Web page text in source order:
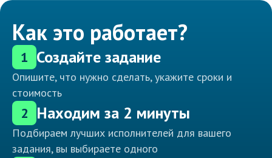
Как это работает?
1 Создайте задание
Опишите, что нужно сделать, укажите сроки и
стоимость
2 Находим за 2 минуты
Подбираем лучших исполнителей для вашего
задания, вы выбираете одного